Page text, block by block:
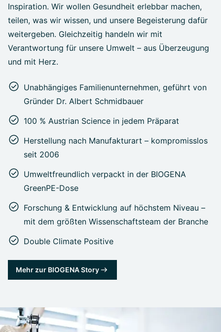
Inspiration. Wir wollen Gesundheit erlebbar machen,
teilen, was wir wissen, und unsere Begeisterung dafür
weitergeben. Gleichzeitig handeln wir mit
Verantwortung für unsere Umwelt – aus Überzeugung
und mit Herz.
Unabhängiges Familienunternehmen, geführt von
Gründer Dr. Albert Schmidbauer
100 % Austrian Science in jedem Präparat
Herstellung nach Manufakturart – kompromisslos
seit 2006
Umweltfreundlich verpackt in der BIOGENA
GreenPE-Dose
Forschung & Entwicklung auf höchstem Niveau –
mit dem größten Wissenschaftsteam der Branche
Double Climate Positive
Mehr zur BIOGENA Story